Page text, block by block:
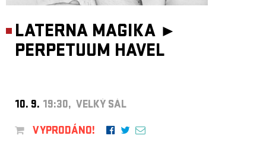
LATERNA MAGIKA ►
PERPETUUM HAVEL
10. 9. 19:30, VELKÝ SÁL
VYPRODÁNO!